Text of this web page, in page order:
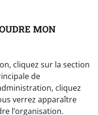
MON
cliquez sur la section
de
cliquez
verrez apparaître
l’organisation.